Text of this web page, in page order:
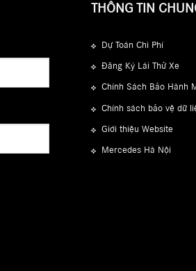
THÔNG TIN
Dự Toán Chi Phí
Đăng Ký Lái Thử Xe
Chính Sách Bảo Hành
Chính sách bảo vệ dữ
Giới thiệu Website
Mercedes Hà Nội